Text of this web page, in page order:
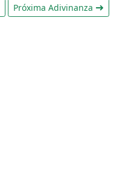
Próxima Adivinanza